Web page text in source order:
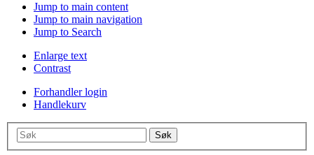
Jump to main content
Jump to main navigation
Jump to Search
Enlarge text
Contrast
Forhandler login
Handlekurv